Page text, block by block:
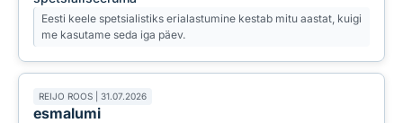
Eesti keele spetsialistiks erialastumine kestab mitu aastat, kuigi
me kasutame seda iga päev.
REIJO ROOS | 31.07.2026
esmalumi